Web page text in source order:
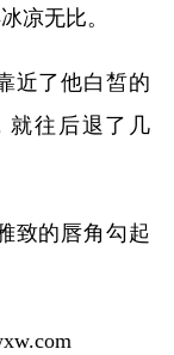
凉无比。
近了他白皙的
就往后退了几
致的唇角勾起